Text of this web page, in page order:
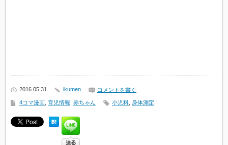
2016 05.31 ikumen コメントを書く
4コマ漫画 育児情報 赤ちゃん 小児科 身体測定